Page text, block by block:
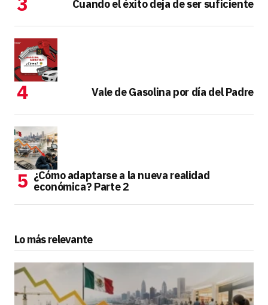
Cuando el éxito deja de ser suficiente
Vale de Gasolina por día del Padre
¿Cómo adaptarse a la nueva realidad
económica? Parte 2
Lo más relevante